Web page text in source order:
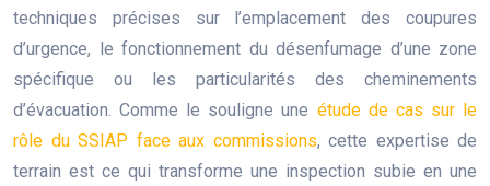
techniques précises sur l’emplacement des coupures
d’urgence, le fonctionnement du désenfumage d’une zone
spécifique ou les particularités des cheminements
d’évacuation. Comme le souligne une étude de cas sur le
rôle du SSIAP face aux commissions, cette expertise de
terrain est ce qui transforme une inspection subie en une